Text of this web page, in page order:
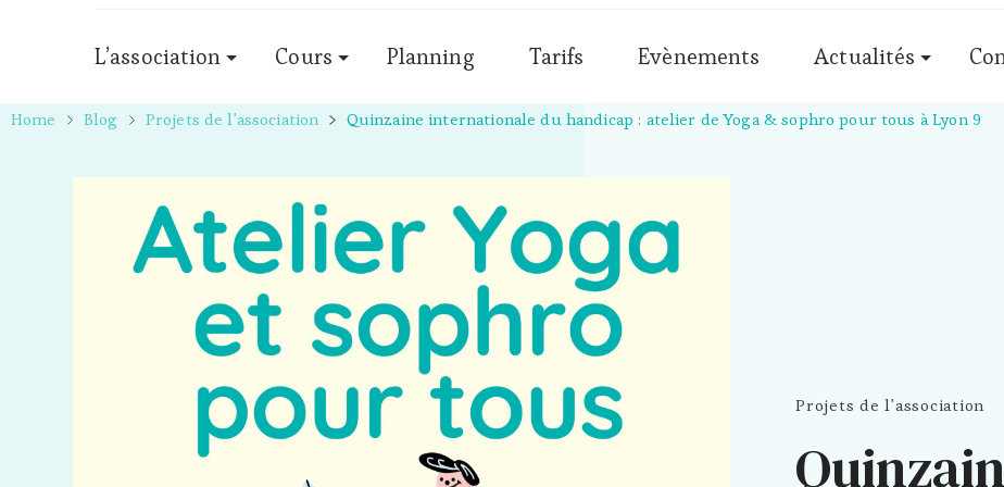
L’association Cours Planning Tarifs Evènements Actualités
Home Blog Projets de l'association Quinzaine internationale du handicap : atelier de Yoga & sophro pour tous à Lyon 9
Projets de l'association